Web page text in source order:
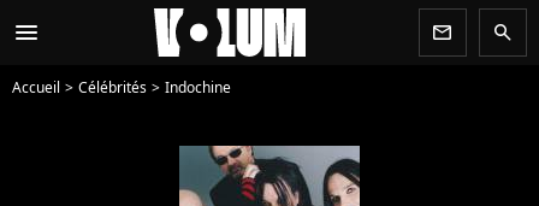
menu newsletter search
Accueil Célébrités Indochine